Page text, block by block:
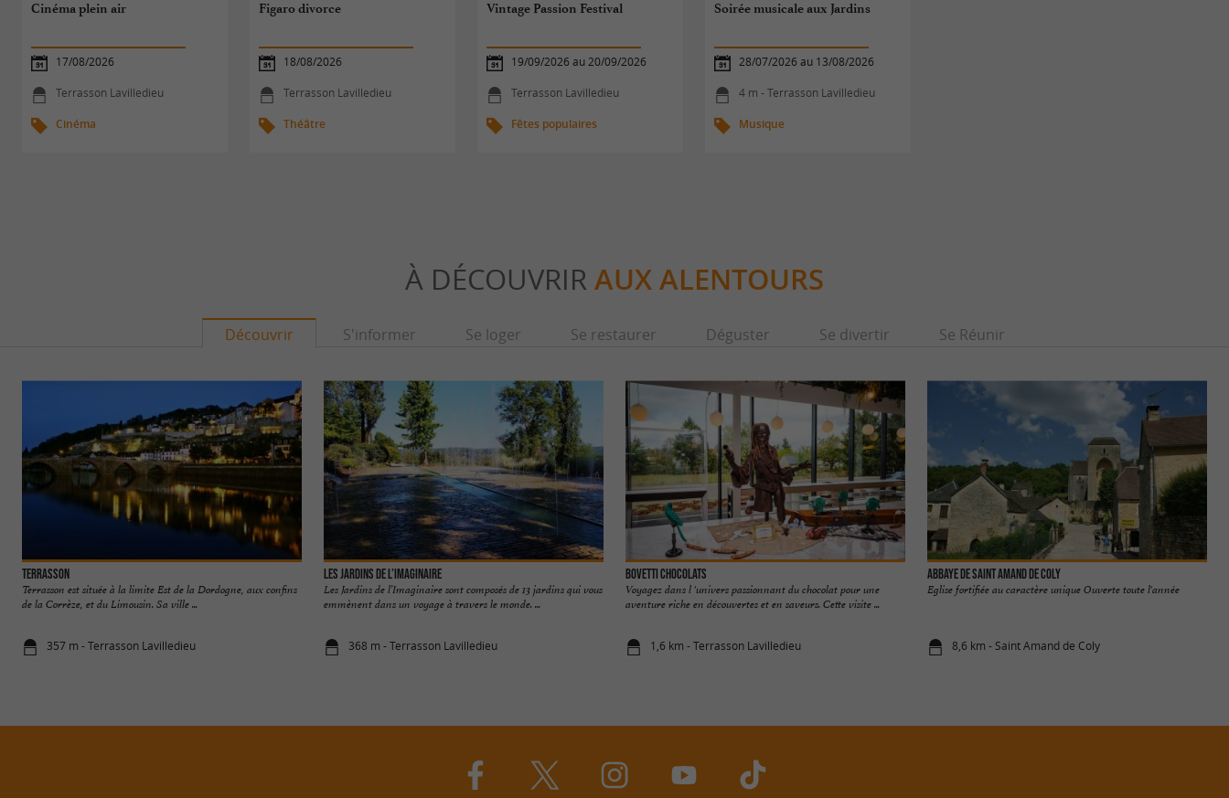
Cinéma plein air
17/08/2026
Terrasson Lavilledieu
Cinéma
Figaro divorce
18/08/2026
Terrasson Lavilledieu
Théâtre
Vintage Passion Festival
19/09/2026 au 20/09/2026
Terrasson Lavilledieu
Fêtes populaires
Soirée musicale aux Jardins
28/07/2026 au 13/08/2026
4 m - Terrasson Lavilledieu
Musique
À DÉCOUVRIR AUX ALENTOURS
Découvrir S'informer Se loger Se restaurer Déguster Se divertir Se Réunir
Terrasson
Terrasson est située à la limite Est de la Dordogne, aux confins
de la Corrèze, et du Limousin. Sa ville ...
357 m - Terrasson Lavilledieu
Les Jardins de l’Imaginaire
Les Jardins de l’Imaginaire sont composés de 13 jardins qui vous
emmènent dans un voyage à travers le monde. ...
368 m - Terrasson Lavilledieu
Bovetti Chocolats
Voyagez dans l 'univers passionnant du chocolat pour une
aventure riche en découvertes et en saveurs. Cette visite ...
1,6 km - Terrasson Lavilledieu
ABBAYE DE SAINT AMAND DE COLY
Eglise fortifiée au caractère unique Ouverte toute l'année
8,6 km - Saint Amand de Coly